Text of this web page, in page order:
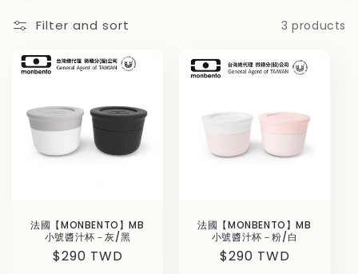
Filter and sort 3 products
法國【MONBENTO】MB
小號醬汁杯－灰/黑
Regular
$290 TWD
法國【MONBENTO】MB
小號醬汁杯－粉/白
Regular
$290 TWD